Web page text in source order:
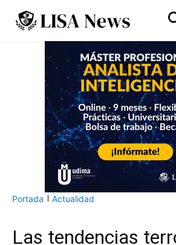
Portada Actualidad
Las tendencias